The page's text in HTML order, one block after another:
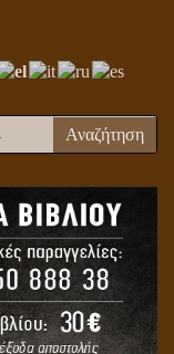
Αναζήτηση